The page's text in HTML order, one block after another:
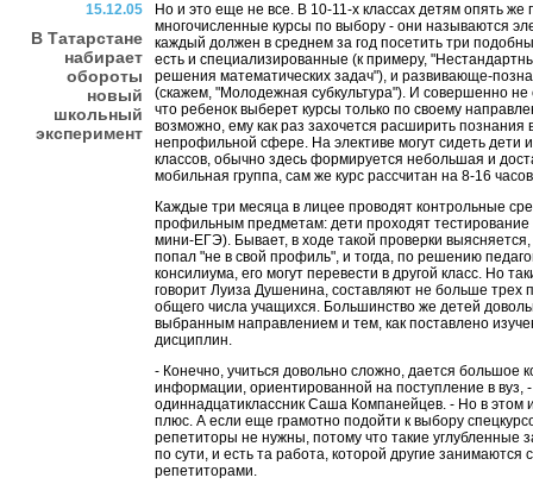
15.12.05
В Татарстане
набирает
обороты
новый
школьный
эксперимент
Но и это еще не все. В 10-11-х классах детям опять же
многочисленные курсы по выбору - они называются
каждый должен в среднем за год посетить три
есть и специализированные (к примеру,
решения математических задач"), и развивающе-
(скажем, "Молодежная субкультура"). И совершенно не
что ребенок выберет курсы только по своему
возможно, ему как раз захочется расширить познания
непрофильной сфере. На элективе могут сидеть дети
классов, обычно здесь формируется небольшая и
мобильная группа, сам же курс рассчитан на 8-16
Каждые три месяца в лицее проводят контрольные
профильным предметам: дети проходят тестирование
мини-ЕГЭ). Бывает, в ходе такой проверки выясняется,
попал "не в свой профиль", и тогда, по решению
консилиума, его могут перевести в другой класс. Но
говорит Луиза Душенина, составляют не больше трех
общего числа учащихся. Большинство же детей
выбранным направлением и тем, как поставлено
дисциплин.
- Конечно, учиться довольно сложно, дается большое
информации, ориентированной на поступление в вуз, -
одиннадцатиклассник Саша Компанейцев. - Но в этом
плюс. А если еще грамотно подойти к выбору
репетиторы не нужны, потому что такие углубленные
по сути, и есть та работа, которой другие занимаются с
репетиторами.